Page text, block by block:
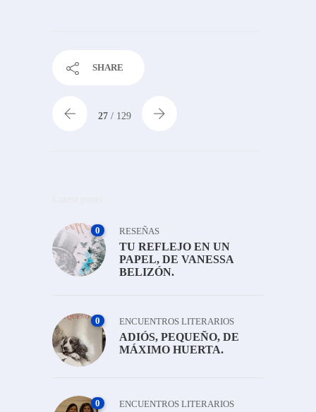
SHARE
27 / 129
0 RESEÑAS
TU REFLEJO EN UN
PAPEL, DE VANESSA
BELIZÓN.
0 ENCUENTROS LITERARIOS
ADIÓS, PEQUEÑO, DE
MÁXIMO HUERTA.
0 ENCUENTROS LITERARIOS